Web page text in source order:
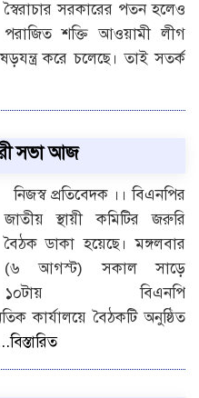
স্বৈরাচার সরকারের পতন হলেও
পরাজিত শক্তি আওয়ামী লীগ
করে চলেছে। তাই সতর্ক
সভা আজ
নিজস্ব প্রতিবেদক ।। বিএনপির
জাতীয় স্থায়ী কমিটির জরুরি
বৈঠক ডাকা হয়েছে। মঙ্গলবার
(৬ আগস্ট) সকাল সাড়ে
১০টায় বিএনপি
কার্যালয়ে বৈঠকটি অনুষ্ঠিত